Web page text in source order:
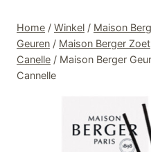
Home / Winkel / Maison
Geuren / Maison Berger Zoet
Canelle / Maison Berger
Cannelle